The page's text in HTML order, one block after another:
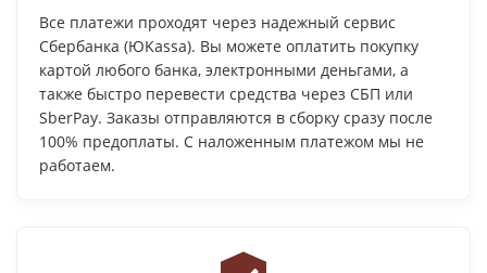
Все платежи проходят через надежный сервис
Сбербанка (ЮKassa). Вы можете оплатить покупку
картой любого банка, электронными деньгами, а
также быстро перевести средства через СБП или
SberPay. Заказы отправляются в сборку сразу после
100% предоплаты. С наложенным платежом мы не
работаем.